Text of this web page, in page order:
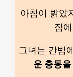
아침이 밝았
잠
그녀는 간밤
운 충동